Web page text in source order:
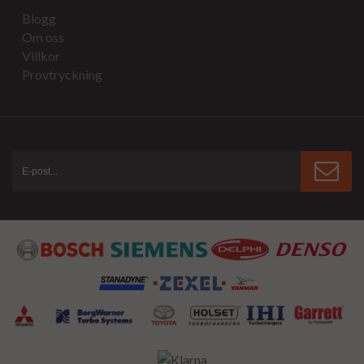
Blogg
Om oss
Villkor
Provtryckning